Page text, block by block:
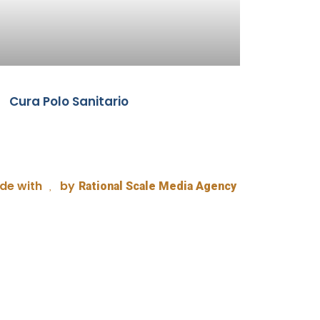
Cura Polo Sanitario
with by Rational Scale Media Agency